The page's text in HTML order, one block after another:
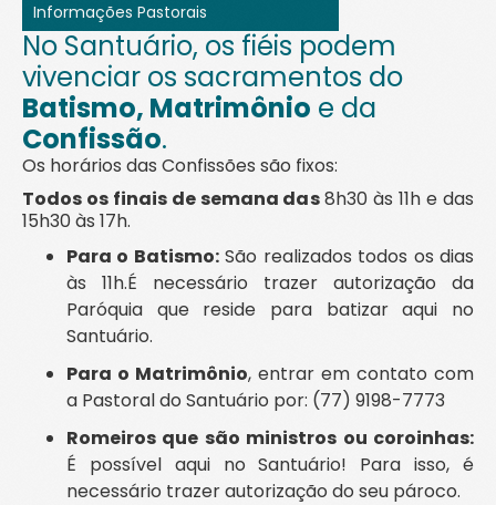
Informações Pastorais
No Santuário, os fiéis podem
vivenciar os sacramentos do
Batismo, Matrimônio e da
Confissão.
Os horários das Confissões são fixos:
Todos os finais de semana das8h30 às 11h e das
15h30 às 17h.
Para o Batismo:São realizados todos os dias
às 11h.É necessário trazer autorização da
Paróquia que reside para batizar aqui no
Santuário.
Para o Matrimônio, entrar em contato com
a Pastoral do Santuário por: (77) 9198-7773
Romeiros que são ministros ou coroinhas:
É possível aqui no Santuário! Para isso, é
necessário trazer autorização do seu pároco.